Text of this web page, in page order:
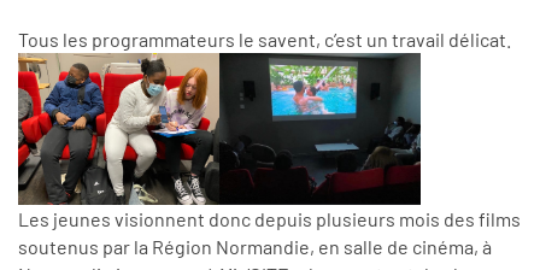
Tous les programmateurs le savent, c’est un travail délicat.
Les jeunes visionnent donc depuis plusieurs mois des films
soutenus par la Région Normandie, en salle de cinéma, à